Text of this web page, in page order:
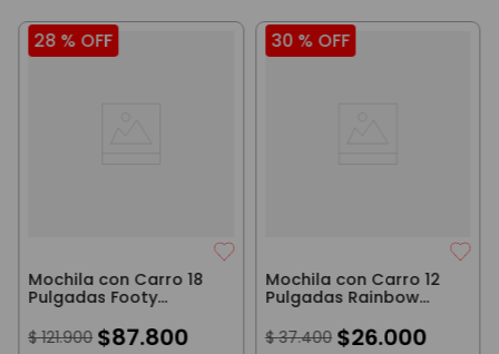
28 % OFF
Mochila con Carro 18
Pulgadas Footy
Margarita Plata
$ 121.900 $87.800
30 % OFF
Mochila con Carro 12
Pulgadas Rainbow
Magic Rosa
$ 37.400 $26.000